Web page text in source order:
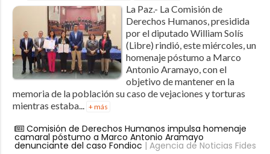
La Paz.- La Comisión de
Derechos Humanos, presidida
por el diputado William Solís
(Libre) rindió, este miércoles, un
homenaje póstumo a Marco
Antonio Aramayo, con el
objetivo de mantener en la
memoria de la población su caso de vejaciones y torturas
mientras estaba...
+ más
Comisión de Derechos Humanos impulsa homenaje
camaral póstumo a Marco Antonio Aramayo
denunciante del caso Fondioc | Agencia de Noticias Fides